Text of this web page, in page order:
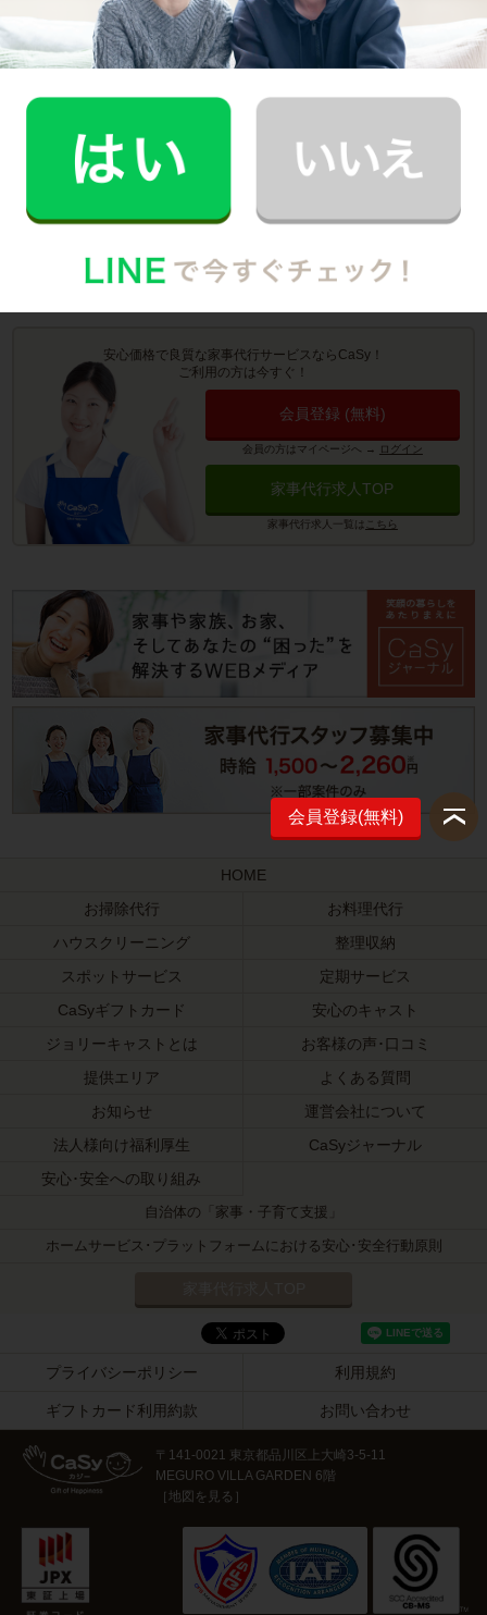
茂原市・成田市・佐倉市 ・東金市・市原市
市
四街道市・袖ケ浦市・八街市 印西市 ・富里市
市・大網白里市・酒々井町・栄町・ 九十九里町・睦沢町
・
お料理代行のサービス詳細
安心価格で良質な家事代行サービスならCaSy！
ご利用の方は今すぐ！
会員登録 (無料)
会員の方はマイページへ → ログイン
家事代行求人TOP
家事代行求人一覧は こちら
会員登録(無料)
HOME
お掃除代行
お料理代行
ハウスクリーニング
整理収納
スポットサービス
定期サービス
CaSyギフトカード
安心のキャスト
ジョリーキャストとは
お客様の声･口コミ
提供エリア
よくある質問
お知らせ
運営会社について
法人様向け福利厚生
CaSyジャーナル
安心･安全への取り組み
自治体の「家事・子育て支援」
ホームサービス･プラットフォームにおける安心･安全行動原則
プライバシーポリシー 利用規約
ギフトカード利用約款 お問い合わせ
〒141-0021 東京都品川区上大崎3-5-11
MEGURO VILLA GARDEN 6階
［地図を見る ］